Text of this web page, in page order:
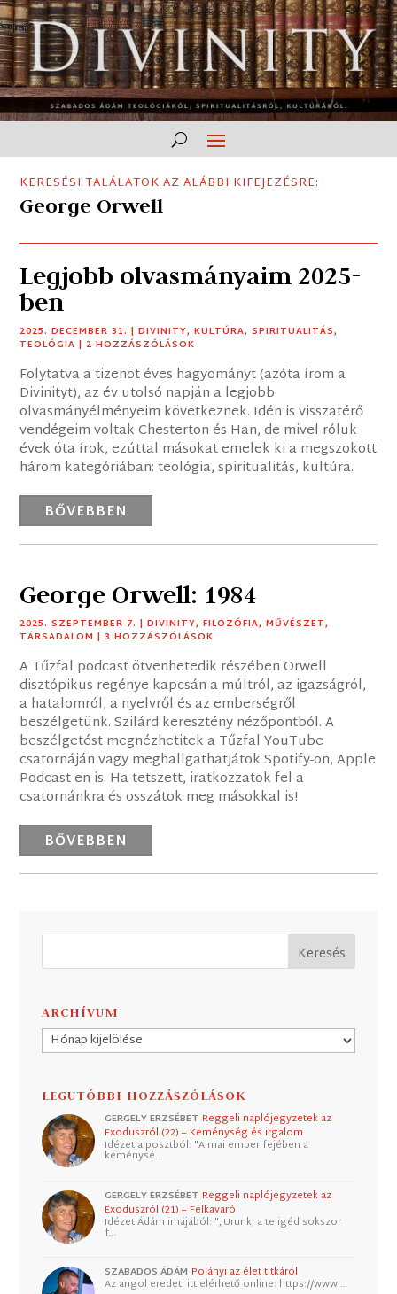
KERESÉSI TALÁLATOK AZ ALÁBBI KIFEJEZÉSRE:
George Orwell
Legjobb olvasmányaim 2025-
ben
2025. DECEMBER 31. |DIVINITY,KULTÚRA,SPIRITUALITÁS,
TEOLÓGIA | 2 HOZZÁSZÓLÁSOK
Folytatva a tizenöt éves hagyományt (azóta írom a
Divinityt), az év utolsó napján a legjobb
olvasmányélményeim következnek. Idén is visszatérő
vendégeim voltak Chesterton és Han, de mivel róluk
évek óta írok, ezúttal másokat emelek ki a megszokott
három kategóriában: teológia, spiritualitás, kultúra.
BŐVEBBEN
George Orwell: 1984
2025. SZEPTEMBER 7. |DIVINITY,FILOZÓFIA,MŰVÉSZET,
TÁRSADALOM | 3 HOZZÁSZÓLÁSOK
A Tűzfal podcast ötvenhetedik részében Orwell
disztópikus regénye kapcsán a múltról, az igazságról,
a hatalomról, a nyelvről és az emberségről
beszélgetünk. Szilárd keresztény nézőpontból. A
beszélgetést megnézhetitek a Tűzfal YouTube
csatornáján vagy meghallgathatjátok Spotify-on, Apple
Podcast-en is. Ha tetszett, iratkozzatok fel a
csatornánkra és osszátok meg másokkal is!
BŐVEBBEN
ARCHÍVUM
Archívum
LEGUTÓBBI HOZZÁSZÓLÁSOK
GERGELY ERZSÉBET Reggeli naplójegyzetek az
Exoduszról (22) – Keménység és irgalom
Idézet a posztból: "A mai ember fejében a
keménysé…
GERGELY ERZSÉBET Reggeli naplójegyzetek az
Exoduszról (21) – Felkavaró
Idézet Ádám imájából: "„Urunk, a te igéd sokszor
f…
SZABADOS ÁDÁM Polányi az élet titkáról
Az angol eredeti itt elérhető online: https://www.…